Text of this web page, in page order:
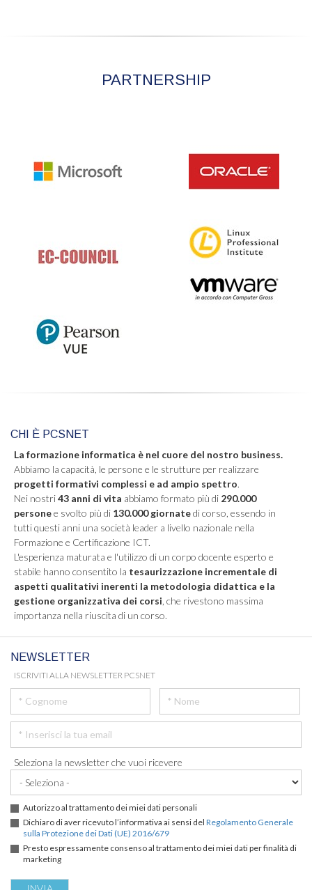
PARTNERSHIP
CHI È PCSNET
La formazione informatica è nel cuore del nostro business.
Abbiamo la capacità, le persone e le strutture per realizzare
progetti formativi complessi e ad ampio spettro.
Nei nostri43 anni di vita abbiamo formato più di 290.000
personee svolto più di 130.000 giornatedi corso, essendo in
tutti questi anni una società leader a livello nazionale nella
Formazione e Certificazione ICT.
L'esperienza maturata e l'utilizzo di un corpo docente esperto e
stabile hanno consentito la tesaurizzazione incrementale di
aspetti qualitativi inerenti la metodologia didattica e la
gestione organizzativa dei corsi , che rivestono massima
importanza nella riuscita di un corso.
NEWSLETTER
ISCRIVITI ALLA NEWSLETTER PCSNET
Seleziona la newsletter che vuoi ricevere
Autorizzo al trattamento dei miei dati personali
Dichiaro di aver ricevuto l’informativa ai sensi del Regolamento Generale
sulla Protezione dei Dati (UE) 2016/679
Presto espressamente consenso al trattamento dei miei dati per finalità di
marketing